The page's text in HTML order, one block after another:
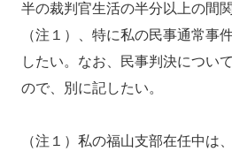
半の裁判官生活の半分以上の間
（注１）、特に私の民事通常事
したい。なお、民事判決につい
ので、別に記したい。
（注１）私の福山支部在任中は